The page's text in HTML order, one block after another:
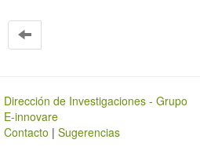
Dirección de Investigaciones - Grupo
E-innovare
Contacto | Sugerencias